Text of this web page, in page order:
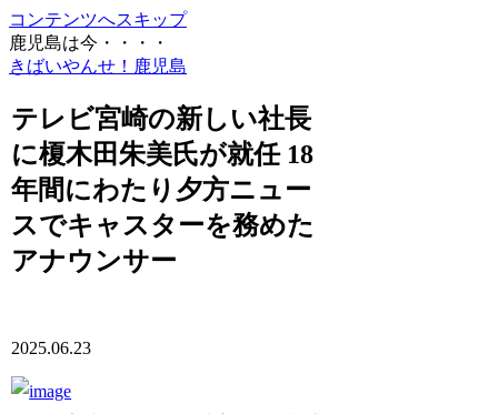
コンテンツへスキップ
鹿児島は今・・・・
きばいやんせ！鹿児島
テレビ宮崎の新しい社長
に榎木田朱美氏が就任 18
年間にわたり夕方ニュー
スでキャスターを務めた
アナウンサー
2025.06.23